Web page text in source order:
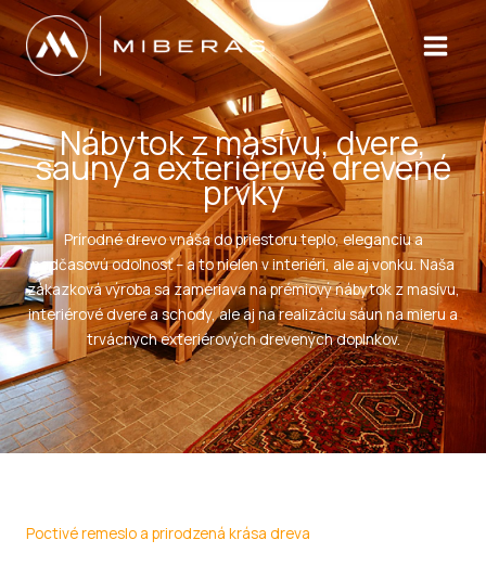
Preskočiť
na
obsah
Nábytok z masívu, dvere,
sauny a exteriérové drevené
prvky
Prírodné drevo vnáša do priestoru teplo, eleganciu a
nadčasovú odolnosť – a to nielen v interiéri, ale aj vonku. Naša
zákazková výroba sa zameriava na prémiový nábytok z masívu,
interiérové dvere a schody, ale aj na realizáciu sáun na mieru a
trvácnych exteriérových drevených doplnkov.
Poctivé remeslo a prirodzená krása dreva